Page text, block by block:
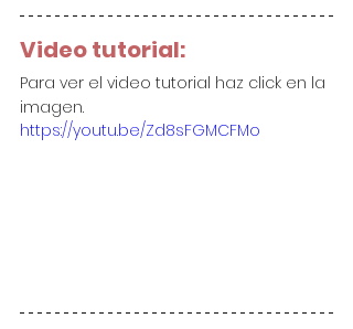
Video tutorial:
Para ver el video tutorial haz click en la
imagen.
https://youtu.be/Zd8sFGMCFMo